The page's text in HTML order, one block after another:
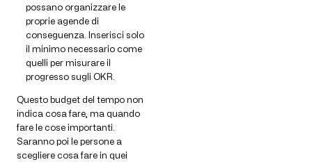
possano organizzare le
proprie agende di
conseguenza. Inserisci solo
il minimo necessario come
quelli per misurare il
progresso sugli OKR.
Questo budget del tempo non
indica cosa fare, ma quando
fare le cose importanti.
Saranno poi le persone a
scegliere cosa fare in quei